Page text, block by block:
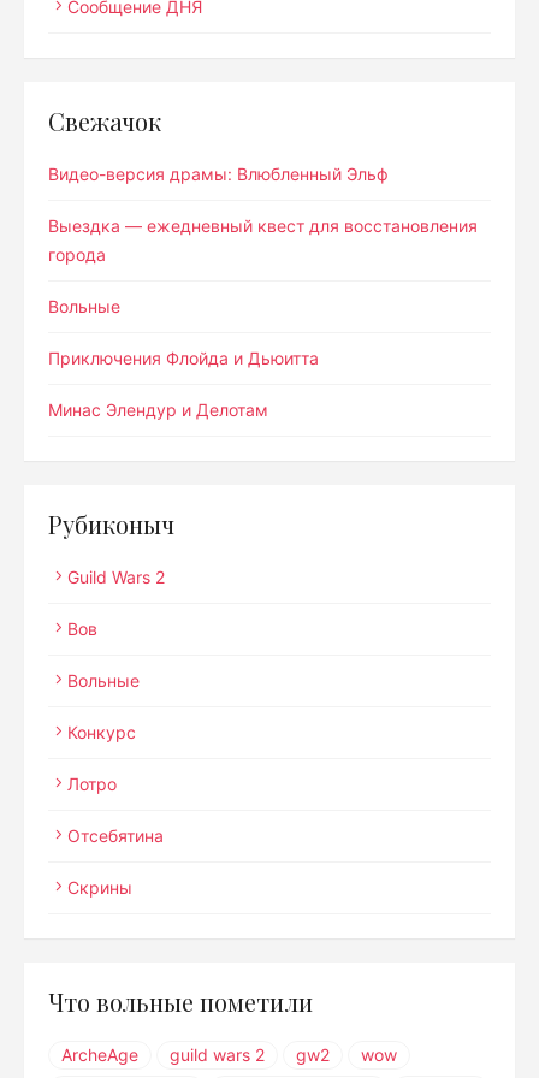
Сообщение ДНЯ
Свежачок
Видео-версия драмы: Влюбленный Эльф
Выездка — ежедневный квест для восстановления
города
Вольные
Приключения Флойда и Дьюитта
Минас Элендур и Делотам
Рубиконыч
Guild Wars 2
Вов
Вольные
Конкурс
Лотро
Отсебятина
Скрины
Что вольные пометили
ArcheAge guild wars 2 gw2 wow